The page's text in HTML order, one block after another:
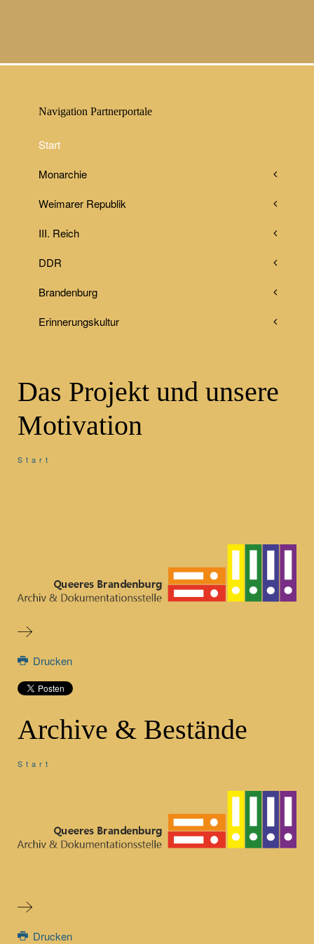
Navigation Partnerportale
Start
Monarchie
Weimarer Republik
III. Reich
DDR
Brandenburg
Erinnerungskultur
Das Projekt und unsere
Motivation
Start
Drucken
Archive & Bestände
Start
Drucken